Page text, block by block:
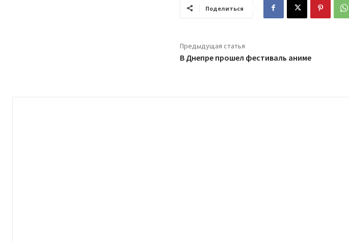
Поделиться
Предыдущая статья
В Днепре прошел фестиваль аниме